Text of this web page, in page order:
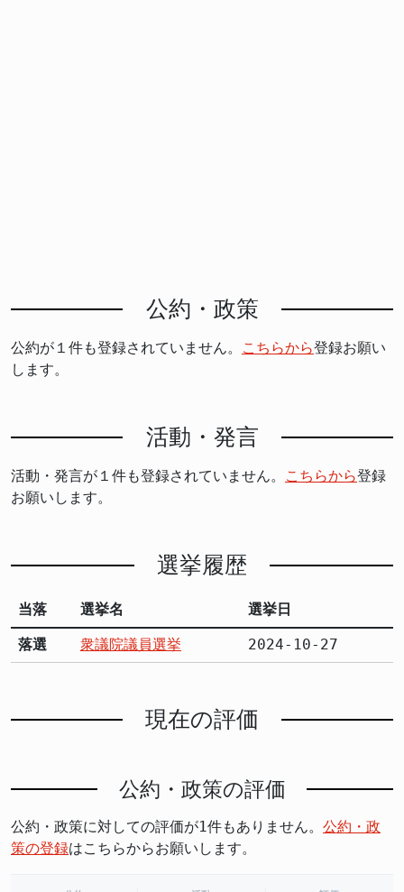
公約・政策
公約が１件も登録されていません。 こちらから登録お願い
します。
活動・発言
活動・発言が１件も登録されていません。 こちらから登録
お願いします。
選挙履歴
当落 選挙名 選挙日
落選 衆議院議員選挙 2024-10-27
現在の評価
公約・政策の評価
公約・政策に対しての評価が1件もありません。 公約・政
策の登録はこちらからお願いします。